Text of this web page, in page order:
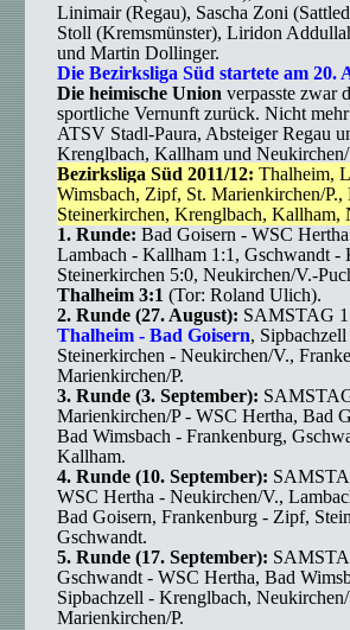
Linimair (Regau), Sascha Zoni
Stoll (Kremsmünster), Liridon
und Martin Dollinger.
Die Bezirksliga Süd startete am 20.
Die heimische Union verpasste zwar
sportliche Vernunft zurück. Nicht
ATSV Stadl-Paura, Absteiger Regau
Krenglbach, Kallham und
Bezirksliga Süd 2011/12: Thalheim,
Wimsbach, Zipf, St. Marienkirchen/
Steinerkirchen, Krenglbach, Kallham,
1. Runde: Bad Goisern - WSC
Lambach - Kallham 1:1, Gschwandt
Steinerkirchen 5:0, Neukirchen/V.-
Thalheim 3:1 (Tor: Roland Ulich).
2. Runde (27. August): SAMSTAG
Thalheim - Bad Goisern,
Steinerkirchen - Neukirchen/V.,
Marienkirchen/P.
3. Runde (3. September):
Marienkirchen/P - WSC Hertha, Bad
Bad Wimsbach - Frankenburg,
Kallham.
4. Runde (10. September):
WSC Hertha - Neukirchen/V.,
Bad Goisern, Frankenburg - Zipf,
Gschwandt.
5. Runde (17. September):
Gschwandt - WSC Hertha, Bad
Sipbachzell - Krenglbach,
Marienkirchen/P.